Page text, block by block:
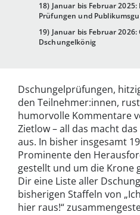
18) Januar bis Februar
Prüfungen und
19) Januar bis Februar
Dschungelkönig
Dschungelprüfungen,
den Teilnehmer:innen,
humorvolle Kommentare
Zietlow – all das macht
aus. In bisher insgesamt
Prominente den
gestellt und um die Krone
Dir eine Liste aller
bisherigen Staffeln von
hier raus!“